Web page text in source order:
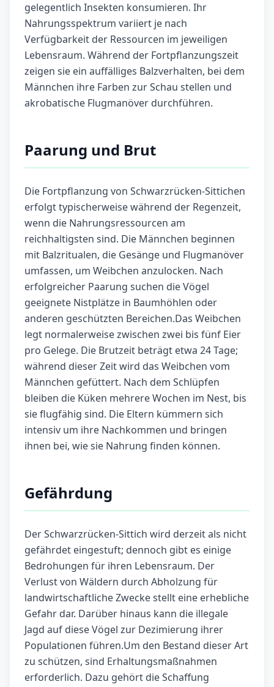
gelegentlich Insekten konsumieren. Ihr
Nahrungsspektrum variiert je nach
Verfügbarkeit der Ressourcen im jeweiligen
Lebensraum. Während der Fortpflanzungszeit
zeigen sie ein auffälliges Balzverhalten, bei dem
Männchen ihre Farben zur Schau stellen und
akrobatische Flugmanöver durchführen.
Paarung und Brut
Die Fortpflanzung von Schwarzrücken-Sittichen
erfolgt typischerweise während der Regenzeit,
wenn die Nahrungsressourcen am
reichhaltigsten sind. Die Männchen beginnen
mit Balzritualen, die Gesänge und Flugmanöver
umfassen, um Weibchen anzulocken. Nach
erfolgreicher Paarung suchen die Vögel
geeignete Nistplätze in Baumhöhlen oder
anderen geschützten Bereichen.Das Weibchen
legt normalerweise zwischen zwei bis fünf Eier
pro Gelege. Die Brutzeit beträgt etwa 24 Tage;
während dieser Zeit wird das Weibchen vom
Männchen gefüttert. Nach dem Schlüpfen
bleiben die Küken mehrere Wochen im Nest, bis
sie flugfähig sind. Die Eltern kümmern sich
intensiv um ihre Nachkommen und bringen
ihnen bei, wie sie Nahrung finden können.
Gefährdung
Der Schwarzrücken-Sittich wird derzeit als nicht
gefährdet eingestuft; dennoch gibt es einige
Bedrohungen für ihren Lebensraum. Der
Verlust von Wäldern durch Abholzung für
landwirtschaftliche Zwecke stellt eine erhebliche
Gefahr dar. Darüber hinaus kann die illegale
Jagd auf diese Vögel zur Dezimierung ihrer
Populationen führen.Um den Bestand dieser Art
zu schützen, sind Erhaltungsmaßnahmen
erforderlich. Dazu gehört die Schaffung